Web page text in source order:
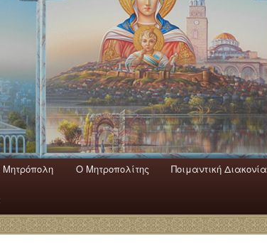
Mητρόπολη Ο Mητροπολίτης Ποιμαντική Διακονία